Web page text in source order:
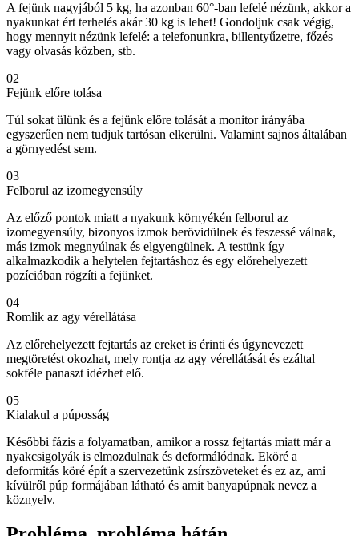
A fejünk nagyjából 5 kg, ha azonban 60°-ban lefelé nézünk, akkor a
nyakunkat ért terhelés akár 30 kg is lehet! Gondoljuk csak végig,
hogy mennyit nézünk lefelé: a telefonunkra, billentyűzetre, főzés
vagy olvasás közben, stb.
02
Fejünk előre tolása
Túl sokat ülünk és a fejünk előre tolását a monitor irányába
egyszerűen nem tudjuk tartósan elkerülni. Valamint sajnos általában
a görnyedést sem.
03
Felborul az izomegyensúly
Az előző pontok miatt a nyakunk környékén felborul az
izomegyensúly, bizonyos izmok berövidülnek és feszessé válnak,
más izmok megnyúlnak és elgyengülnek. A testünk így
alkalmazkodik a helytelen fejtartáshoz és egy előrehelyezett
pozícióban rögzíti a fejünket.
04
Romlik az agy vérellátása
Az előrehelyezett fejtartás az ereket is érinti és úgynevezett
megtöretést okozhat, mely rontja az agy vérellátását és ezáltal
sokféle panaszt idézhet elő.
05
Kialakul a púposság
Későbbi fázis a folyamatban, amikor a rossz fejtartás miatt már a
nyakcsigolyák is elmozdulnak és deformálódnak. Eköré a
deformitás köré épít a szervezetünk zsírszöveteket és ez az, ami
kívülről púp formájában látható és amit banyapúpnak nevez a
köznyelv.